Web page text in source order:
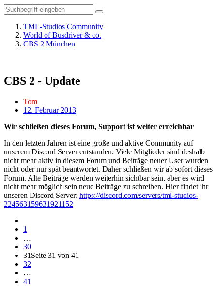
TML-Studios Community
World of Busdriver & co.
CBS 2 München
CBS 2 - Update
Tom
12. Februar 2013
Wir schließen dieses Forum, Support ist weiter erreichbar
In den letzten Jahren ist eine große und aktive Community auf
unserem Discord Server entstanden. Viele Mitglieder sind deshalb
nicht mehr aktiv in diesem Forum und Beiträge neuer User wurden
nicht oder nur spät beantwortet. Daher schließen wir ab sofort dieses
Forum. Alte Beiträge werden weiterhin sichtbar sein, aber es wird
nicht mehr möglich sein neue Beiträge zu schreiben. Hier findet ihr
unseren Discord Server: https://discord.com/servers/tml-studios-
224563159631921152
1
…
30
31 Seite 31 von 41
32
…
41